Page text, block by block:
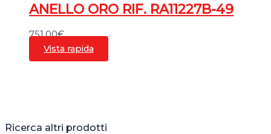
Ricerca altri prodotti
ANELLO ORO RIF. RA11227B-49
751,00€
Vista rapida